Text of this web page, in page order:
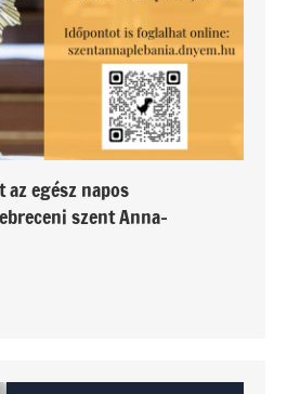
egész napos
szent Anna-